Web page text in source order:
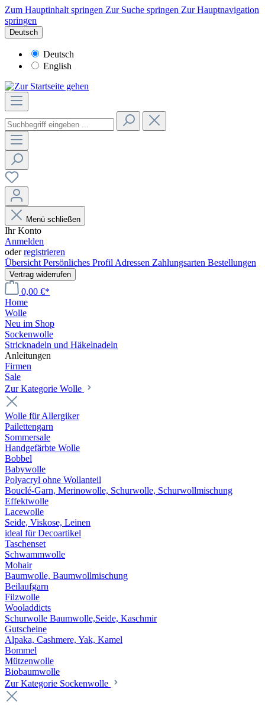
Zum Hauptinhalt springen Zur Suche springen Zur Hauptnavigation
springen
Deutsch
Deutsch
English
Menü schließen
Ihr Konto
Anmelden
oderregistrieren
Übersicht Persönliches Profil Adressen Zahlungsarten Bestellungen
Vertrag widerrufen
0,00 €*
Home
Wolle
Neu im Shop
Sockenwolle
Stricknadeln und Häkelnadeln
Anleitungen
Firmen
Sale
Zur Kategorie Wolle
Wolle für Allergiker
Pailettengarn
Sommersale
Handgefärbte Wolle
Bobbel
Babywolle
Polyacryl ohne Wollanteil
Bouclé-Garn, Merinowolle, Schurwolle, Schurwollmischung
Effektwolle
Lacewolle
Seide, Viskose, Leinen
ideal für Decoartikel
Taschenset
Schwammwolle
Mohair
Baumwolle, Baumwollmischung
Beilaufgarn
Filzwolle
Wooladdicts
Schurwolle Baumwolle,Seide, Kaschmir
Gutscheine
Alpaka, Cashmere, Yak, Kamel
Bommel
Mützenwolle
Biobaumwolle
Zur Kategorie Sockenwolle